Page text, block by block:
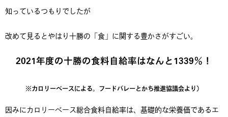
知っているつもりでしたが
改めて見るとやはり十勝の「食」に関する豊かさがすごい。
2021年度の十勝の食料自給率はなんと1339％！
※カロリーベースによる。フードバレーとかち推進協議会より）
因みにカロリーベース総合食料自給率は、基礎的な栄養価であるエ